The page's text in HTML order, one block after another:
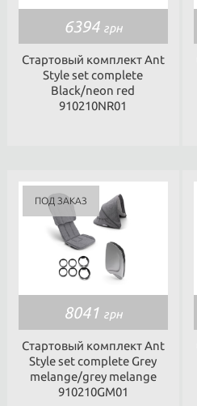
6394 грн
Стартовый комплект Ant
Style set complete
Black/neon red
910210NR01
8041 грн
Стартовый комплект Ant
Style set complete Grey
melange/grey melange
910210GM01